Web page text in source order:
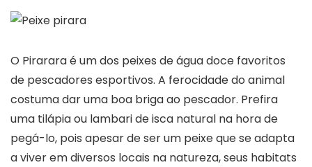
O Pirarara é um dos peixes de água doce favoritos
de pescadores esportivos. A ferocidade do animal
costuma dar uma boa briga ao pescador. Prefira
uma tilápia ou lambari de isca natural na hora de
pegá-lo, pois apesar de ser um peixe que se adapta
a viver em diversos locais na natureza, seus habitats